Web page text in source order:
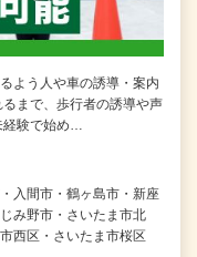
よう人や車の誘導・案内
まで、歩行者の誘導や声
経験で始め…
入間市・鶴ヶ島市・新座
み野市・さいたま市北
西区・さいたま市桜区